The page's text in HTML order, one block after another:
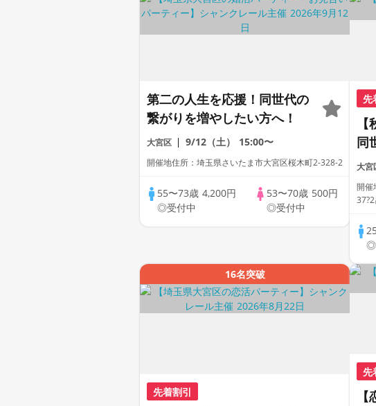
第二の人生を応援！同世代の
繋がりを増やしたい方へ！
大宮区 9/12（土） 15:00〜
開催地住所：埼玉県さいたま市大宮区桜木町2-328-2
55〜73歳 4,200円
◎受付中
53〜70歳 500円
◎受付中
先
同
対
〈
定
大宮
開催
◎
16名突破
先着割引
先